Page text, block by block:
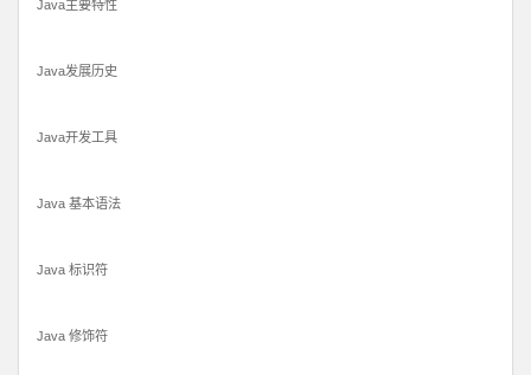
Java主要特性
Java发展历史
Java开发工具
Java 基本语法
Java 标识符
Java 修饰符